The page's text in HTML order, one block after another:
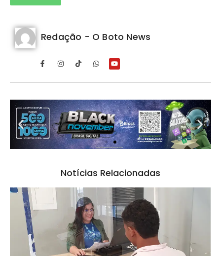
Redação - O Boto News
Notícias Relacionadas